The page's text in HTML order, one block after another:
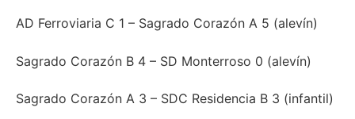
AD Ferroviaria C 1 – Sagrado Corazón A 5 (alevín)
Sagrado Corazón B 4 – SD Monterroso 0 (alevín)
Sagrado Corazón A 3 – SDC Residencia B 3 (infantil)